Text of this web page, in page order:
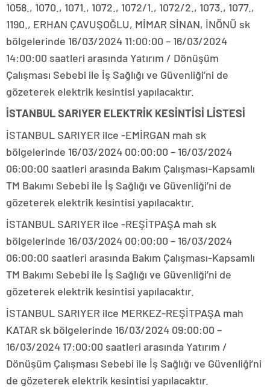
1058., 1070., 1071., 1072., 1072/1., 1072/2., 1073., 1077.,
1190., ERHAN ÇAVUŞOĞLU, MİMAR SİNAN, İNÖNÜ sk
bölgelerinde 16/03/2024 11:00:00 – 16/03/2024
14:00:00 saatleri arasında Yatırım / Dönüşüm
Çalışması Sebebi ile İş Sağlığı ve Güvenliği’ni de
gözeterek elektrik kesintisi yapılacaktır.
İSTANBUL SARIYER ELEKTRİK KESİNTİSİ LİSTESİ
İSTANBUL SARIYER ilce -EMİRGAN mah sk
bölgelerinde 16/03/2024 00:00:00 – 16/03/2024
06:00:00 saatleri arasında Bakım Çalışması-Kapsamlı
TM Bakımı Sebebi ile İş Sağlığı ve Güvenliği’ni de
gözeterek elektrik kesintisi yapılacaktır.
İSTANBUL SARIYER ilce -REŞİTPAŞA mah sk
bölgelerinde 16/03/2024 00:00:00 – 16/03/2024
06:00:00 saatleri arasında Bakım Çalışması-Kapsamlı
TM Bakımı Sebebi ile İş Sağlığı ve Güvenliği’ni de
gözeterek elektrik kesintisi yapılacaktır.
İSTANBUL SARIYER ilce MERKEZ-REŞİTPAŞA mah
KATAR sk bölgelerinde 16/03/2024 09:00:00 –
16/03/2024 17:00:00 saatleri arasında Yatırım /
Dönüşüm Çalışması Sebebi ile İş Sağlığı ve Güvenliği’ni
de gözeterek elektrik kesintisi yapılacaktır.